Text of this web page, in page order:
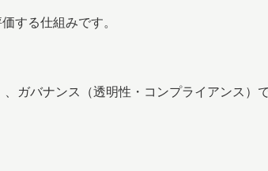
する仕組みです。
ガバナンス（透明性・コンプライアンス）